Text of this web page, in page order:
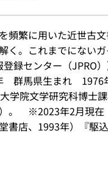
頻繁に用いた近世古
く。これまでにないガ
登録センター（JPRO）
群馬県生まれ　
学院文学研究科博士
。　※2023年2月現
書店、1993年）『駆